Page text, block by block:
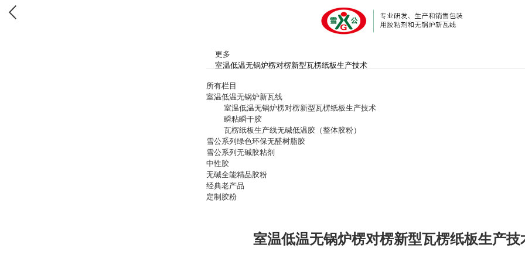
更多
室温低温无锅炉楞对楞新型瓦楞纸板生产技术
所有栏目
室温低温无锅炉新瓦线
室温低温无锅炉楞对楞新型瓦楞纸板生产技术
瞬粘瞬干胶
瓦楞纸板生产线无碱低温胶（整体胶粉）
雪公系列绿色环保无醛树脂胶
雪公系列无碱胶粘剂
中性胶
无碱全能精品胶粉
经典老产品
定制胶粉
室温低温无锅炉楞对楞新型瓦楞纸板生产技